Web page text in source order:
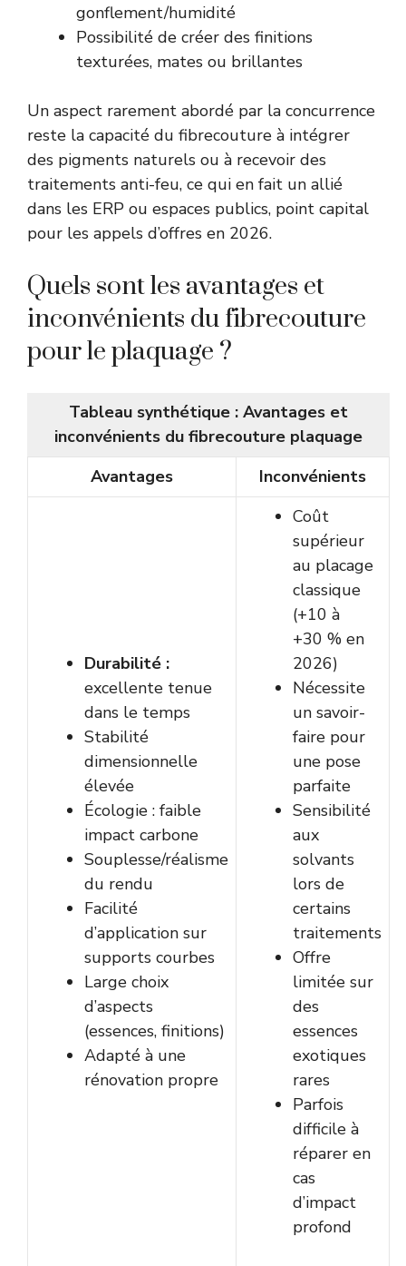
gonflement/humidité
Possibilité de créer des finitions
texturées, mates ou brillantes
Un aspect rarement abordé par la concurrence
reste la capacité du fibrecouture à intégrer
des pigments naturels ou à recevoir des
traitements anti-feu, ce qui en fait un allié
dans les ERP ou espaces publics, point capital
pour les appels d’offres en 2026.
Quels sont les avantages et
inconvénients du fibrecouture
pour le plaquage ?
Tableau synthétique : Avantages et
inconvénients du fibrecouture plaquage
Avantages
Inconvénients
Durabilité :
excellente tenue
dans le temps
Stabilité
dimensionnelle
élevée
Écologie : faible
impact carbone
Souplesse/réalisme
du rendu
Facilité
d’application sur
supports courbes
Large choix
d’aspects
(essences, finitions)
Adapté à une
rénovation propre
Coût
supérieur
au placage
classique
(+10 à
+30 % en
2026)
Nécessite
un savoir-
faire pour
une pose
parfaite
Sensibilité
aux
solvants
lors de
certains
traitements
Offre
limitée sur
des
essences
exotiques
rares
Parfois
difficile à
réparer en
cas
d’impact
profond